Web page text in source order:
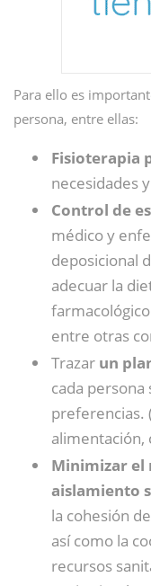
Para ello es
persona, entre ellas:
Fisioterapia
necesidades
Control de
médico y
deposicional
adecuar la
entre otras
Trazar un
cada persona
preferencias.
alimentación,
Minimizar el
aislamiento
la cohesión
así como la
recursos